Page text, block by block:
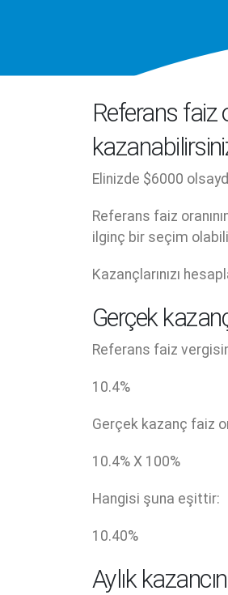
Referans faiz
Elinizde $6000
Referans faiz
ilginç bir seçim
Kazançlarınızı
Gerçek
Referans faiz
10.4%
Gerçek kazanç faiz
10.4% X 100%
Hangisi şuna eşittir:
10.40%
Aylık